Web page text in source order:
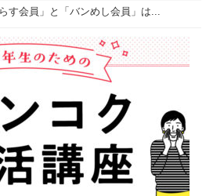
す会員」と「バンめし会員」は...